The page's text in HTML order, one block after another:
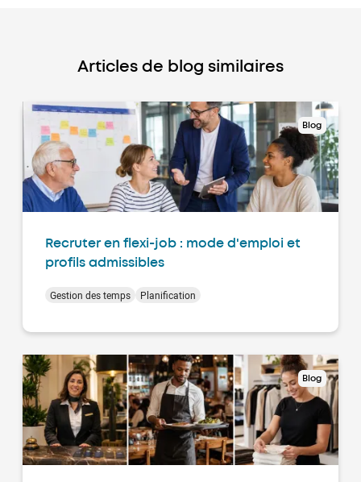
Articles de blog similaires
Blog
Recruter en flexi-job : mode d'emploi et
profils admissibles
Gestion des temps Planification
Blog